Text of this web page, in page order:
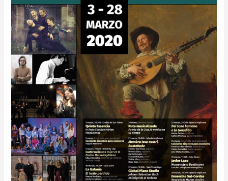
Festival
de
Música
Antigua
y
Barroca
de
Puerto
de
la
Cruz